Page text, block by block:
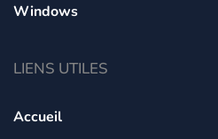
Windows
LIENS UTILES
Accueil